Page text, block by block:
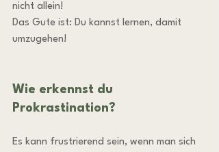
nicht allein!
Das Gute ist: Du kannst lernen, damit
umzugehen!
Wie erkennst du
Prokrastination?
Es kann frustrierend sein, wenn man sich